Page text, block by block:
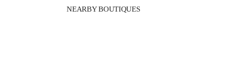
NEARBY BOUTIQUES